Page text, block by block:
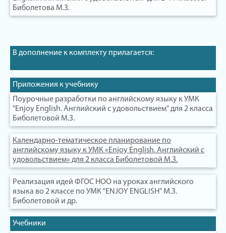
Биболетова М.З.
В дополнение к комплекту прилагается:
Приложения к учебнику
Поурочные разработки по английскому языку к УМК
"Enjoy English. Английский с удовольствием" для 2 класса
Биболетовой М.З.
Календарно-тематическое планирование по
английскому языку к УМК «Enjoy English. Английский с
удовольствием» для 2 класса Биболетовой М.З.
Реализация идей ФГОС НОО на уроках английского
языка во 2 классе по УМК “ENJOY ENGLISH” М.З.
Биболетовой и др.
Учебники